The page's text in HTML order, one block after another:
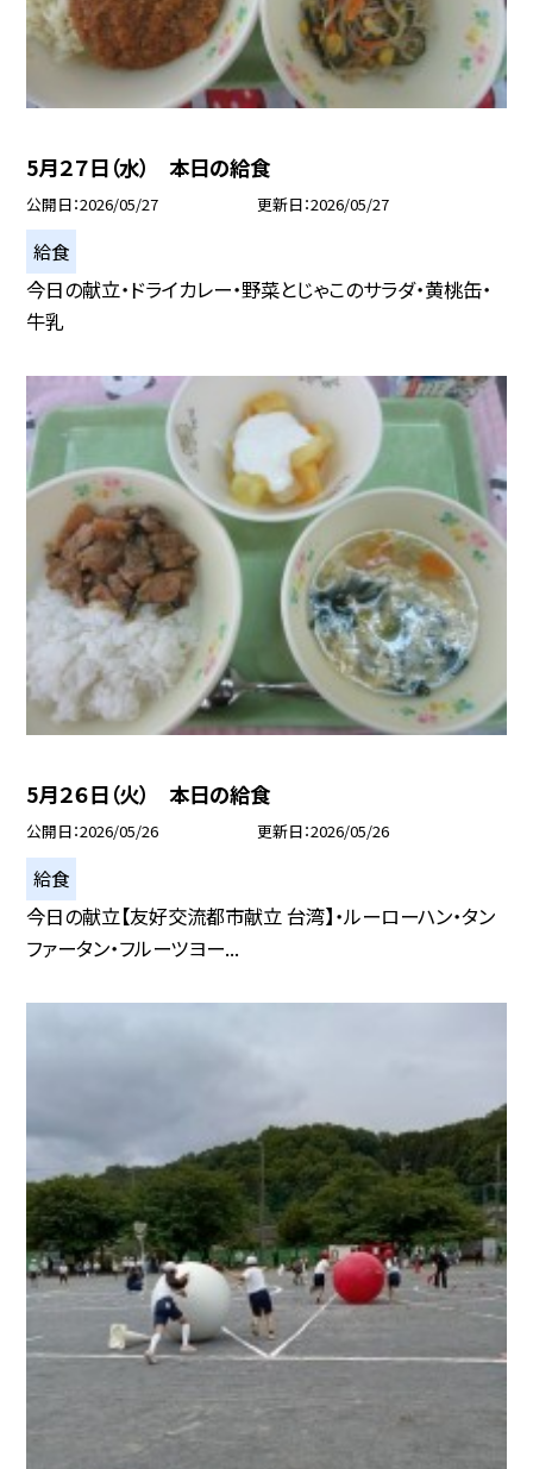
5月２７日（水） 本日の給食
公開日 2026/05/27 更新日 2026/05/27
給食
今日の献立・ドライカレー・野菜とじゃこのサラダ・黄桃缶・
牛乳
5月２６日（火） 本日の給食
公開日 2026/05/26 更新日 2026/05/26
給食
今日の献立【友好交流都市献立 台湾】・ルーローハン・タン
ファータン・フルーツヨー...